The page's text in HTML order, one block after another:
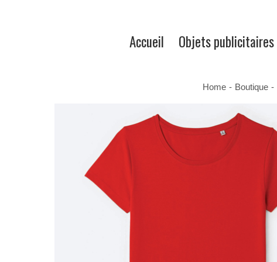
Accueil Objets publicitaires
Home - Boutique -